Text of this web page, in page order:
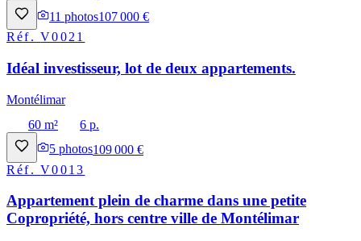
11 photos107 000 €
Réf.V0021
Idéal investisseur, lot de deux appartements.
Montélimar
60 m²
6 p.
5 photos109 000 €
Réf.V0013
Appartement plein de charme dans une petite
Copropriété, hors centre ville de Montélimar